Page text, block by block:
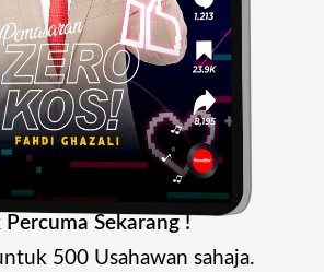
Sekarang !
500 Usahawan sahaja.